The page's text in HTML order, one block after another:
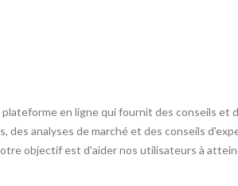
en ligne qui fournit des conseils
des analyses de marché et des conseils
objectif est d'aider nos utilisateurs à